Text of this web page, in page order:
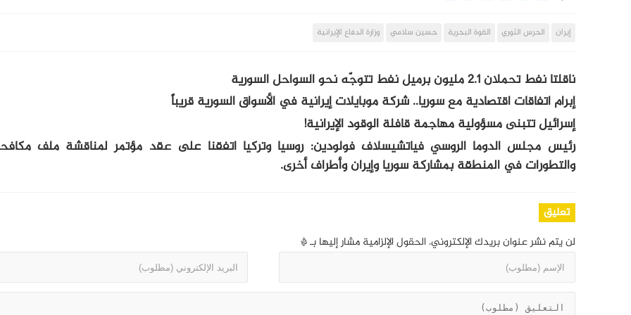
إيران الحرس الثوري القوة البحرية حسين سلامي وزارة الدفاع الإيرانية
ناقلتا نفط تحملان 2.1 مليون برميل نفط تتوجّه نحو السواحل السورية
إبرام اتفاقات اقتصادية مع سوريا.. شركة موبايلات إيرانية في الأسواق السورية قريباً
إسرائيل تتبنى مسؤولية مهاجمة قافلة الوقود الإيرانية!
رئيس مجلس الدوما الروسي فياتشيسلاف فولودين: روسيا وتركيا اتفقنا على عقد مؤتمر لمناقشة ملف
والتطورات في المنطقة بمشاركة سوريا وإيران وأطراف أخرى.
تعليق
لن يتم نشر عنوان بريدك الإلكتروني. الحقول الإلزامية مشار إليها بـ*